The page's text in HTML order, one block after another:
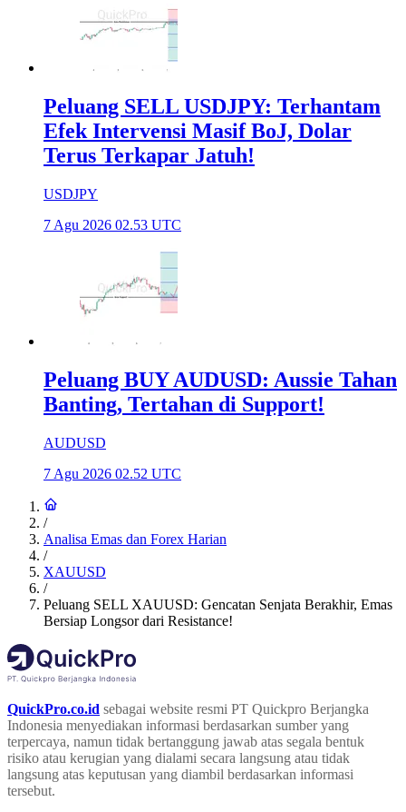
Peluang SELL USDJPY: Terhantam
Efek Intervensi Masif BoJ, Dolar
Terus Terkapar Jatuh!
USDJPY
7 Agu 2026 02.53 UTC
Peluang BUY AUDUSD: Aussie Tahan
Banting, Tertahan di Support!
AUDUSD
7 Agu 2026 02.52 UTC
/
Analisa Emas dan Forex Harian
/
XAUUSD
/
Peluang SELL XAUUSD: Gencatan Senjata Berakhir, Emas
Bersiap Longsor dari Resistance!
QuickPro.co.id sebagai website resmi PT Quickpro Berjangka
Indonesia menyediakan informasi berdasarkan sumber yang
terpercaya, namun tidak bertanggung jawab atas segala bentuk
risiko atau kerugian yang dialami secara langsung atau tidak
langsung atas keputusan yang diambil berdasarkan informasi
tersebut.